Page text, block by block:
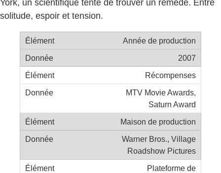
York, un scientifique tente de trouver un remède. Entre
solitude, espoir et tension.
Année de production
2007
Récompenses
MTV Movie Awards,
Saturn Award
Maison de production
Warner Bros., Village
Roadshow Pictures
Plateforme de